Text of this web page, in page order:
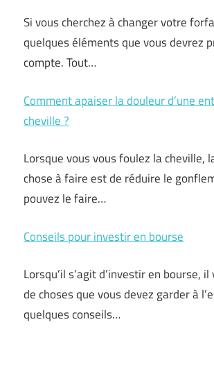
Si vous cherchez à changer votre
quelques éléments que vous devrez
compte. Tout…
Comment apaiser la douleur d’une
cheville ?
Lorsque vous vous foulez la cheville,
chose à faire est de réduire le
pouvez le faire…
Conseils pour investir en bourse
Lorsqu’il s’agit d’investir en bourse,
de choses que vous devez garder à
quelques conseils…